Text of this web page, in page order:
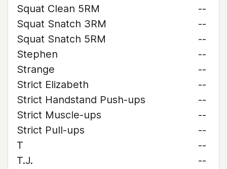
Squat Clean 5RM
--
Squat Snatch 3RM
--
Squat Snatch 5RM
--
Stephen
--
Strange
--
Strict Elizabeth
--
Strict Handstand Push-ups
--
Strict Muscle-ups
--
Strict Pull-ups
--
T
--
T.J.
--